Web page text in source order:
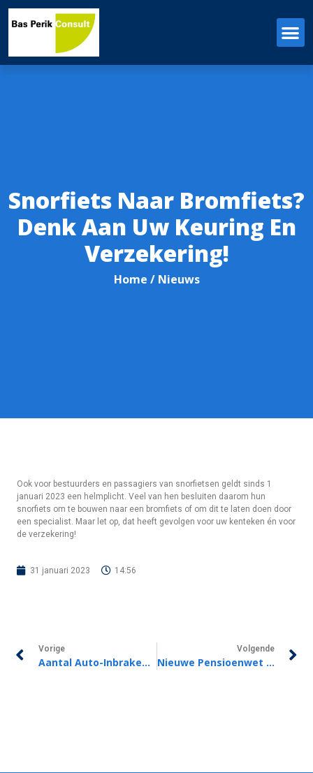
Snorfiets Naar Bromfiets?
Denk Aan Uw Keuring En
Verzekering!
Home / Nieuws
Ook voor bestuurders en passagiers van snorfietsen geldt sinds 1
januari 2023 een helmplicht. Veel van hen besluiten daarom hun
snorfiets om te bouwen naar een bromfiets of om dit te laten doen door
een specialist. Maar let op, dat heeft gevolgen voor uw kenteken én voor
de verzekering!
31 januari 2023 14:56
Vorige
Aantal Auto-Inbraken In 2022 Weer Toegenomen
Volgende
Nieuwe Pensioenwet Biedt Meer Ruimte Voor Lijfrente